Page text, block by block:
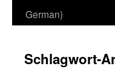
German)
Schlagwort-